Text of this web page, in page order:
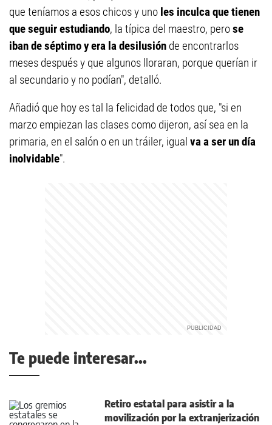
que teníamos a esos chicos y uno les inculca que tienen
que seguir estudiando, la típica del maestro, perose
iban de séptimo y era la desilusión de encontrarlos
meses después y que algunos lloraran, porque querían ir
al secundario y no podían", detalló.
Añadió que hoy es tal la felicidad de todos que, "si en
marzo empiezan las clases como dijeron, así sea en la
primaria, en el salón o en un tráiler, igual va a ser un día
inolvidable".
Te puede interesar...
Retiro estatal para asistir a la
movilización por la extranjerización